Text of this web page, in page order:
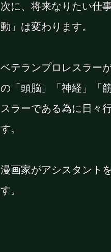
次に、将来なりたい仕
動」は変わります。
ベテランプロレスラー
の「頭脳」「神経」「
スラーである為に日々
す。
漫画家がアシスタント
す。